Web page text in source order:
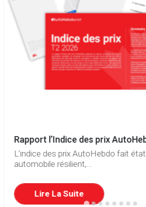
Rapport l’Indice des prix
L’indice des prix AutoHebdo fait
automobile résilient,...
Lire La Suite